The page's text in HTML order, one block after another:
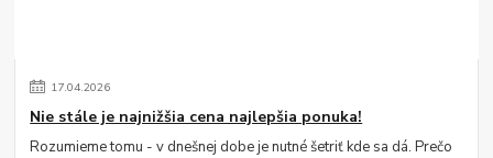
17.04.2026
Nie stále je najnižšia cena najlepšia ponuka!
Rozumieme tomu - v dnešnej dobe je nutné šetriť kde sa dá. Prečo